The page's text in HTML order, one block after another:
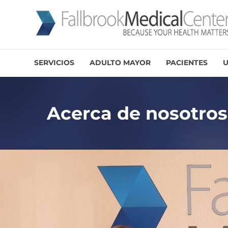
SERVICIOS ADULTO MAYOR PACIENTES
Acerca de nosotros